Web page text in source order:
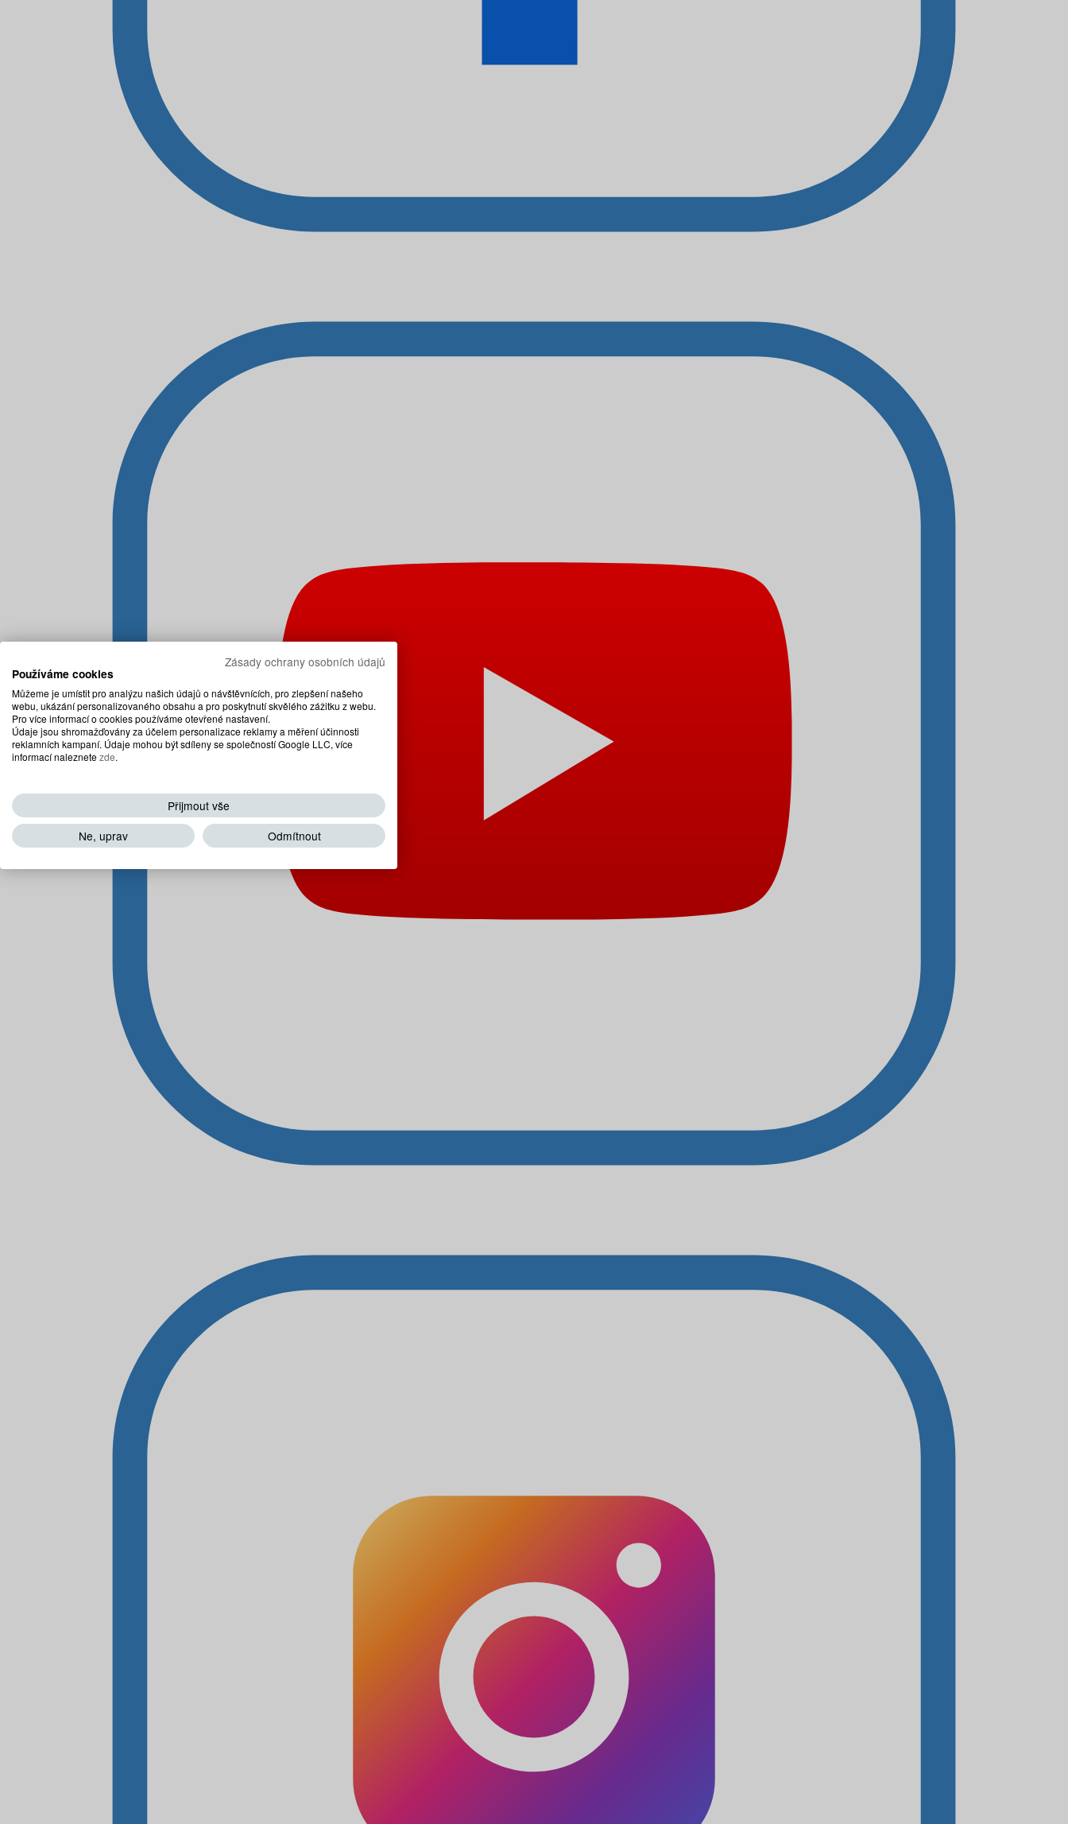
Zásady ochrany osobních údajů
Používáme cookies
Můžeme je umístit pro analýzu našich údajů o návštěvnících, pro zlepšení našeho
webu, ukázání personalizovaného obsahu a pro poskytnutí skvělého zážitku z webu.
Pro více informací o cookies používáme otevřené nastavení.
Údaje jsou shromažďovány za účelem personalizace reklamy a měření účinnosti
reklamních kampaní. Údaje mohou být sdíleny se společností Google LLC, více
informací naleznetezde.
Přijmout vše
Ne, uprav
Odmítnout